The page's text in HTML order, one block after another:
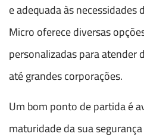
e adequada às necessidades
Micro oferece diversas
personalizadas para atender
até grandes corporações.
Um bom ponto de partida é
maturidade da sua